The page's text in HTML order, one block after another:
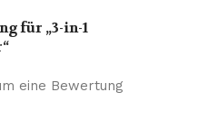
für „3-in-1
eine Bewertung